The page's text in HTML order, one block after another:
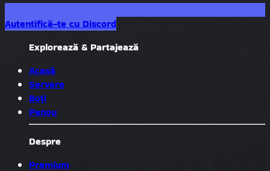
Autentifică-te cu Discord
Explorează & Partajează
Acasă
Servere
Boți
Panou
Despre
Premium